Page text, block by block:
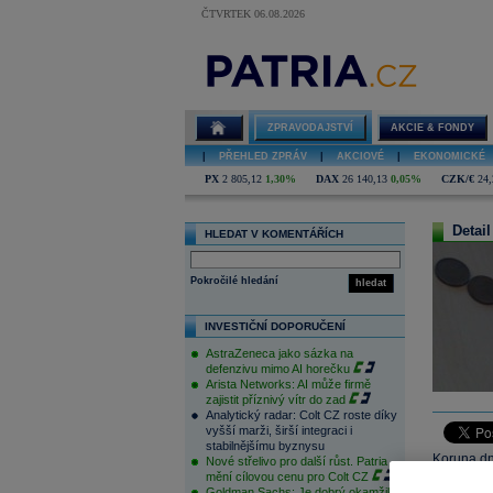
ČTVRTEK 06.08.2026
ZPRAVODAJSTVÍ AKCIE & FONDY
PŘEHLED ZPRÁV AKCIOVÉ EKONOMICKÉ
PX 2 805,12 1,30% DAX 26 140,13 0,05% CZK/€
HLEDAT V KOMENTÁŘÍCH
hledat
Pokročilé hledání
INVESTIČNÍ DOPORUČENÍ
AstraZeneca jako sázka na
defenzivu mimo AI horečku
Arista Networks: AI může firmě
zajistit příznivý vítr do zad
Analytický radar: Colt CZ roste díky
vyšší marži, širší integraci i
stabilnějšímu byznysu
Nové střelivo pro další růst. Patria
mění cílovou cenu pro Colt CZ
Koruna